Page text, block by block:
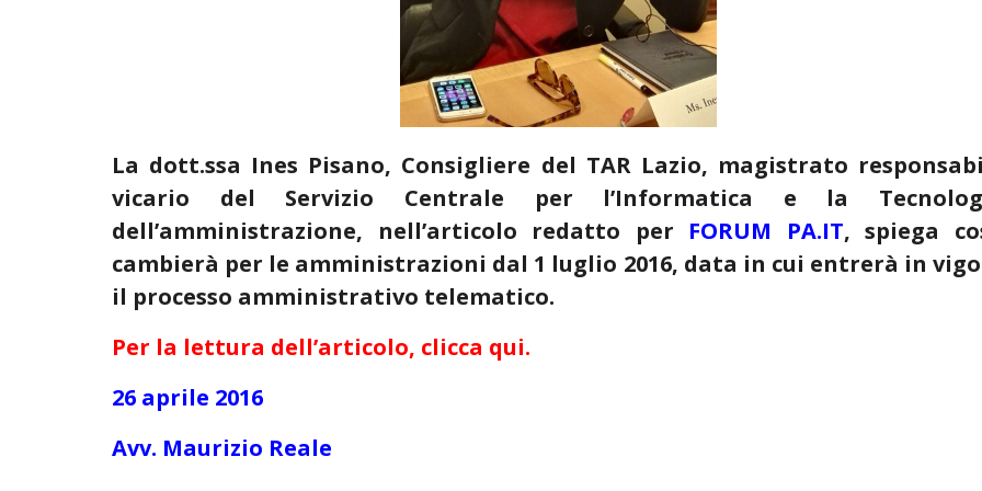
La dott.ssa Ines Pisano, Consigliere del TAR Lazio, magistrato
vicario del Servizio Centrale per l’Informatica e la
dell’amministrazione, nell’articolo redatto per FORUM PA.IT, spiega
cambierà per le amministrazioni dal 1 luglio 2016, data in cui entrerà in
il processo amministrativo telematico.
Per la lettura dell’articolo, clicca qui.
26 aprile 2016
Avv. Maurizio Reale